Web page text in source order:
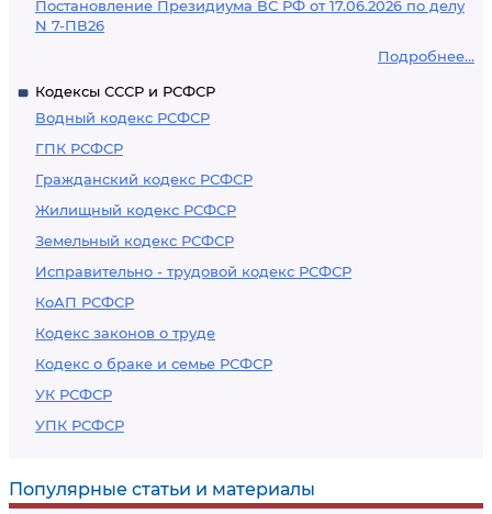
Постановление Президиума ВС РФ от 17.06.2026 по делу
N 7-ПВ26
Подробнее...
Кодексы СССР и РСФСР
Водный кодекс РСФСР
ГПК РСФСР
Гражданский кодекс РСФСР
Жилищный кодекс РСФСР
Земельный кодекс РСФСР
Исправительно - трудовой кодекс РСФСР
КоАП РСФСР
Кодекс законов о труде
Кодекс о браке и семье РСФСР
УК РСФСР
УПК РСФСР
Популярные статьи и материалы